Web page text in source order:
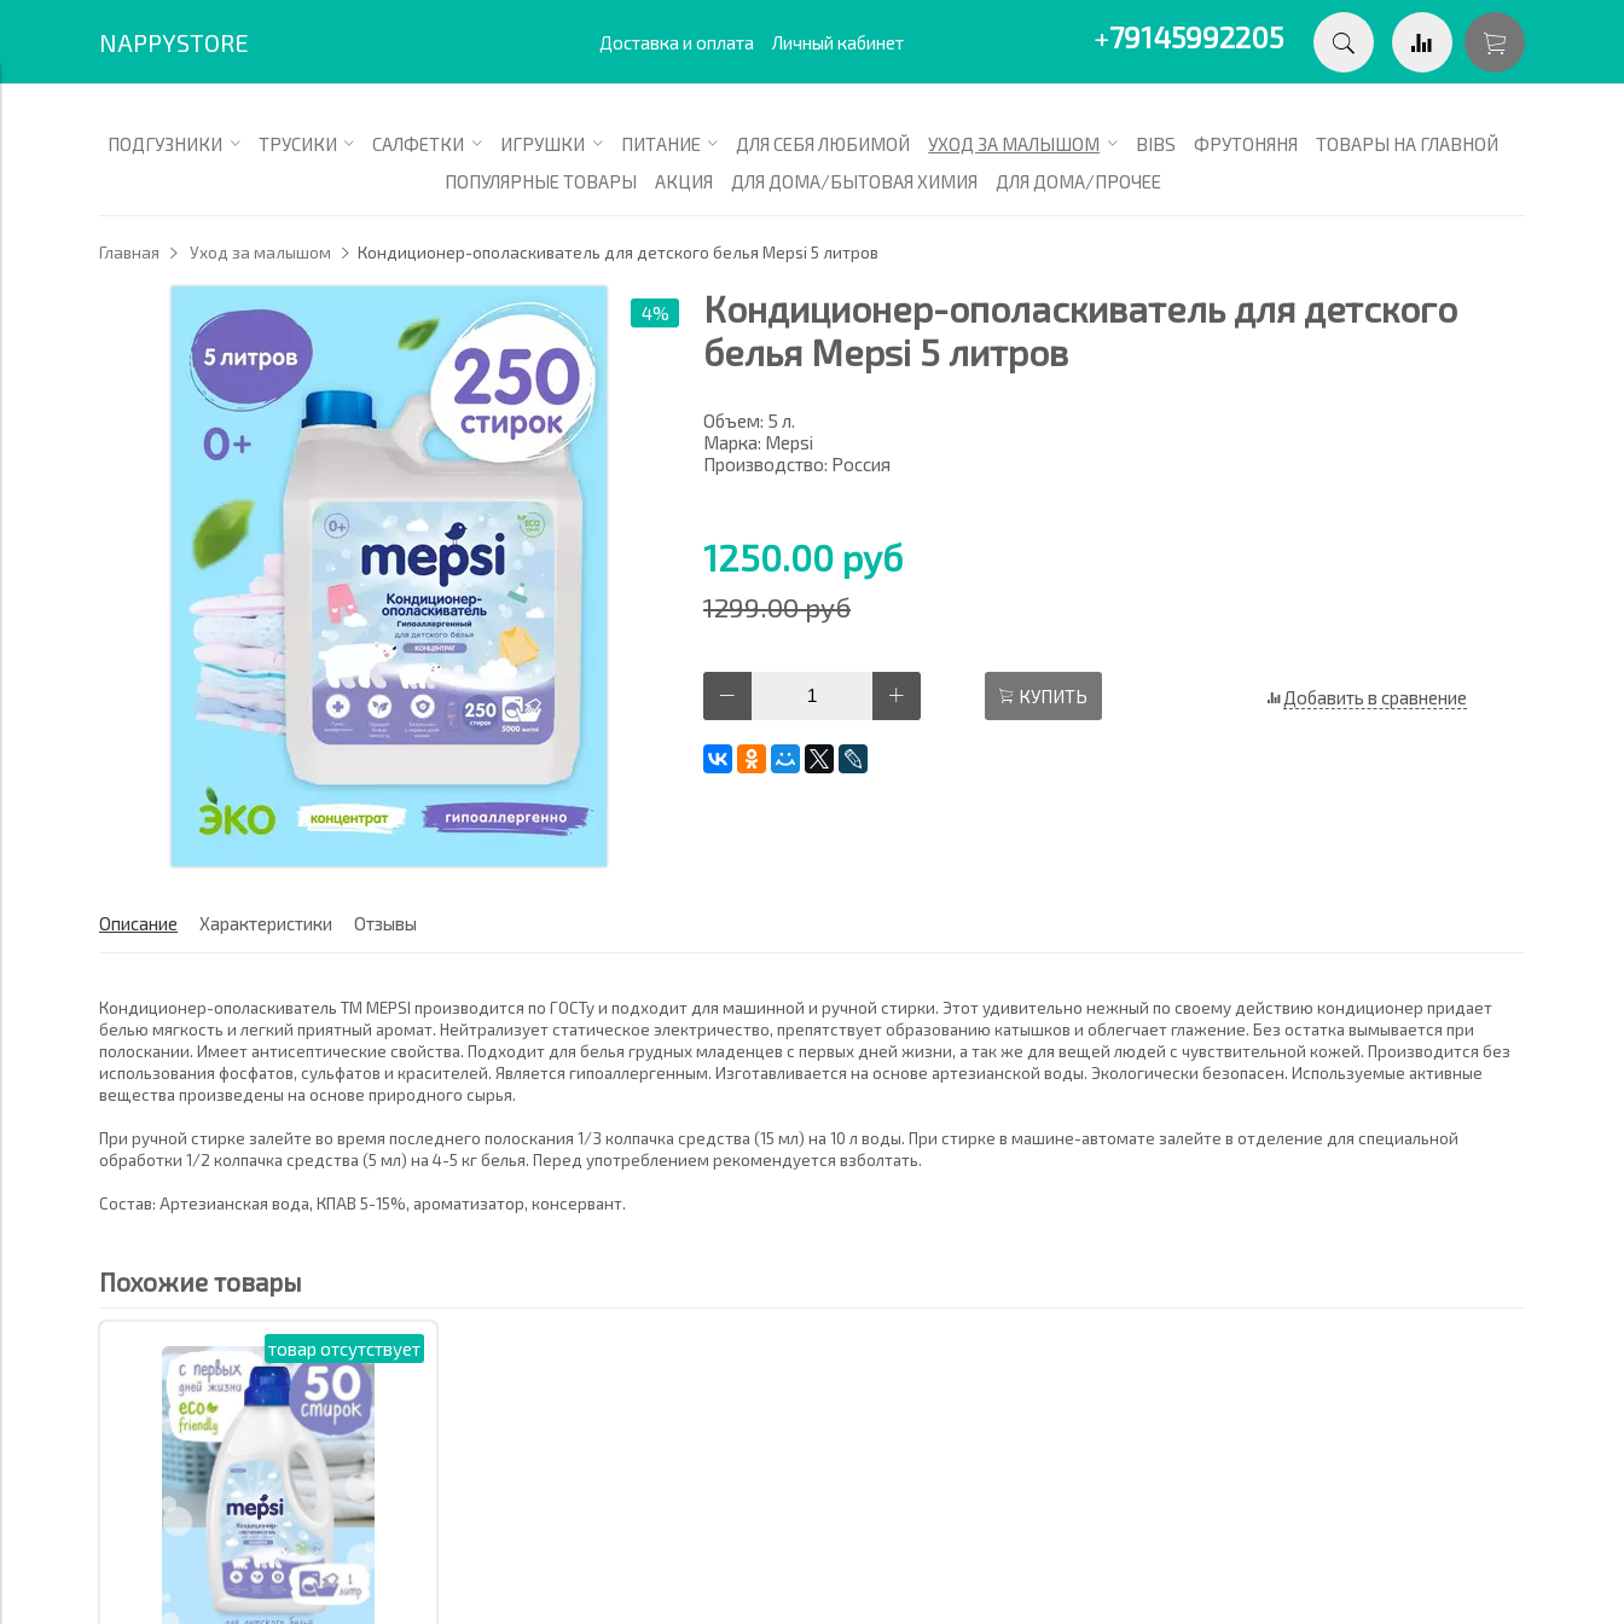
NAPPYSTORE Доставка и оплата Личный кабинет +79145992205
ПОДГУЗНИКИ ТРУСИКИ САЛФЕТКИ ИГРУШКИ ПИТАНИЕ ДЛЯ СЕБЯ ЛЮБИМОЙ УХОД ЗА МАЛЫШОМ BIBS ФРУТОНЯНЯ
ТОВАРЫ НА ГЛАВНОЙ
ПОПУЛЯРНЫЕ ТОВАРЫ
АКЦИЯ ДЛЯ ДОМА/БЫТОВАЯ ХИМИЯ ДЛЯ ДОМА/ПРОЧЕЕ
Главная Уход за малышом Кондиционер-ополаскиватель для детского белья Mepsi 5 литров
4%
Кондиционер-ополаскиватель для детского
белья Mepsi 5 литров
Объем: 5 л.
Марка: Mepsi
Производство: Россия
1250.00 руб
1299.00 руб
КУПИТЬ Добавить в сравнение
Описание Характеристики Отзывы
Кондиционер-ополаскиватель ТМ MEPSI производится по ГОСТу и подходит для машинной и ручной стирки. Этот удивительно нежный по своему действию кондиционер придает
белью мягкость и легкий приятный аромат. Нейтрализует статическое электричество, препятствует образованию катышков и облегчает глажение. Без остатка вымывается при
полоскании. Имеет антисептические свойства. Подходит для белья грудных младенцев с первых дней жизни, а так же для вещей людей с чувствительной кожей. Производится без
использования фосфатов, сульфатов и красителей. Является гипоаллергенным. Изготавливается на основе артезианской воды. Экологически безопасен. Используемые активные
вещества произведены на основе природного сырья.
При ручной стирке залейте во время последнего полоскания 1/3 колпачка средства (15 мл) на 10 л воды. При стирке в машине-автомате залейте в отделение для специальной
обработки 1/2 колпачка средства (5 мл) на 4-5 кг белья. Перед употреблением рекомендуется взболтать.
Состав: Артезианская вода, КПАВ 5-15%, ароматизатор, консервант.
Похожие товары
товар отсутствует